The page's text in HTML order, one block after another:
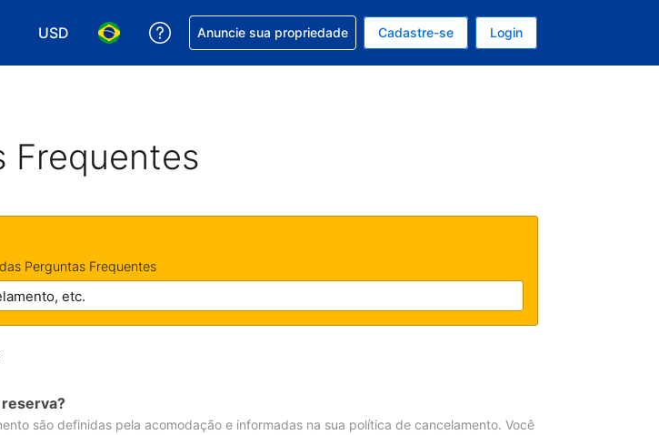
USD
Escolha sua moeda. Atualmente, sua moeda é: Dólar americano
Escolha seu idioma. Atualmente, seu idioma é: Português (Brasil)
Receber ajuda com sua reserva
Anuncie sua propriedade Cadastre-se Login
Frequentes
Perguntas Frequentes
são definidas pela acomodação e informadas na sua política de cancelamento. Você